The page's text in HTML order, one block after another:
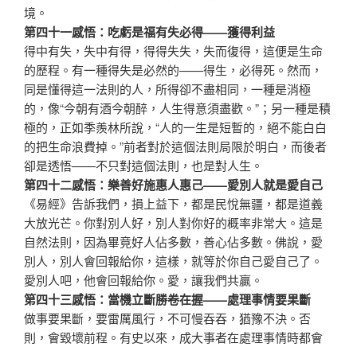
境。
第四十一感悟：吃虧是福有失必得——獲得利益
得中有失，失中有得，得得失失，失而復得，這便是生命
的歷程。有一種得失是必然的——得生，必得死。然而，
同是懂得這一法則的人，所得卻不盡相同，一種是消極
的，像“今朝有酒今朝醉，人生得意須盡歡。”；另一種是積
極的，正如季羨林所說，“人的一生是短暫的，絕不能白白
的把生命浪費掉。”前者對於這個法則局限於明白，而後者
卻是透悟——不只對這個法則，也是對人生。
第四十二感悟：樂善好施惠人惠己——愛別人就是愛自己
《易經》告訴我們，損上益下，都是民悅無疆，都是道義
大放光芒。你對別人好，別人對你好的概率非常大。這是
自然法則，因為畢竟好人佔多數，善心佔多數。佛說，愛
別人，別人會回報給你，這樣，就等於你自己愛自己了。
愛別人吧，他會回報給你。愛，讓我們共贏。
第四十三感悟：當機立斷勝卷在握——處理事情要果斷
做事要果斷，要雷厲風行，不可慢吞吞，猶豫不決。否
則，會毀壞前程。有史以來，成大事者在處理事情時都會